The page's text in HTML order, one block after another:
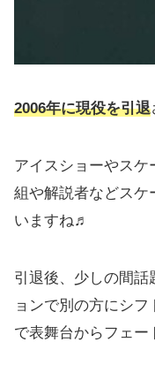
2006年に現役を引退
アイスショーやスケ
組や解説者などスケ
いますね♬
引退後、少しの間話
ョンで別の方にシ
で表舞台からフェー